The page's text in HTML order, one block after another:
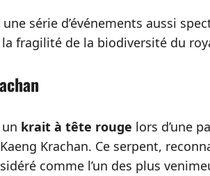
série d’événements aussi
fragilité de la biodiversité du
krait à tête rouge lors d’une
Krachan. Ce serpent,
comme l’un des plus